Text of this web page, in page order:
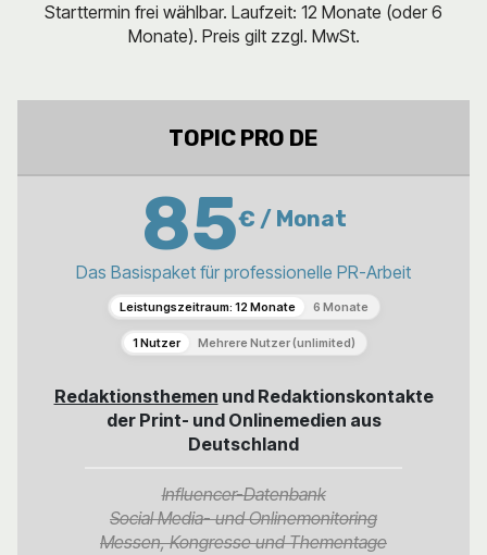
Starttermin frei wählbar. Laufzeit: 12 Monate (oder 6
Monate). Preis gilt zzgl. MwSt.
TOPIC PRO DE
85€ / Monat
Das Basispaket für professionelle PR-Arbeit
Leistungszeitraum: 12 Monate 6 Monate
1 Nutzer Mehrere Nutzer (unlimited)
Redaktionsthemen und Redaktionskontakte
der Print- und Onlinemedien aus
Deutschland
Influencer-Datenbank
Social Media- und Onlinemonitoring
Messen, Kongresse und Thementage